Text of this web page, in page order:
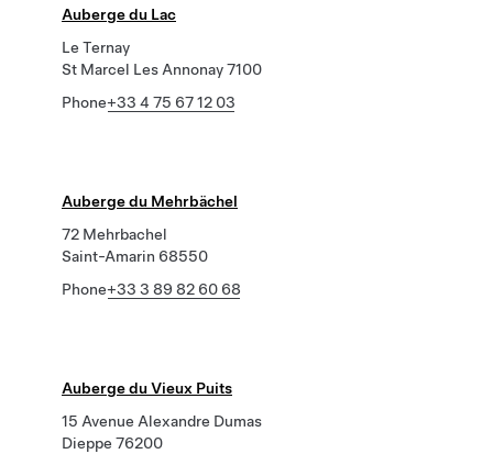
Auberge du Lac
Le Ternay
St Marcel Les Annonay 7100
Phone+33 4 75 67 12 03
Auberge du Mehrbächel
72 Mehrbachel
Saint-Amarin 68550
Phone+33 3 89 82 60 68
Auberge du Vieux Puits
15 Avenue Alexandre Dumas
Dieppe 76200